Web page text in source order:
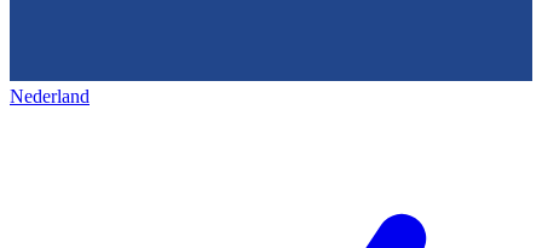
Nederland